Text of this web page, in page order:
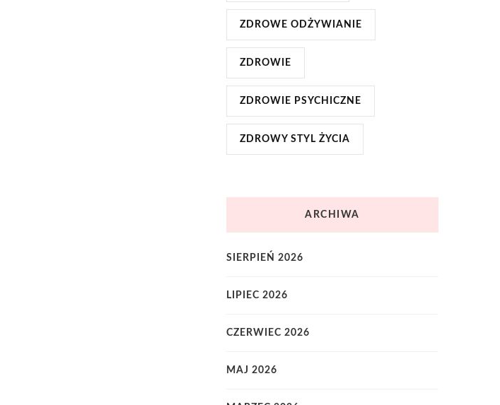
ZDROWE ODŻYWIANIE
ZDROWIE
ZDROWIE PSYCHICZNE
ZDROWY STYL ŻYCIA
ARCHIWA
SIERPIEŃ 2026
LIPIEC 2026
CZERWIEC 2026
MAJ 2026